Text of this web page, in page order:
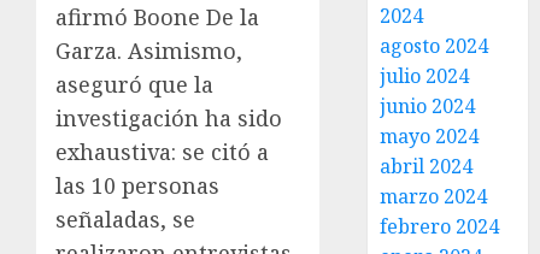
afirmó Boone De la
Garza. Asimismo,
aseguró que la
investigación ha sido
exhaustiva: se citó a
las 10 personas
señaladas, se
2024
agosto 2024
julio 2024
junio 2024
mayo 2024
abril 2024
marzo 2024
febrero 2024